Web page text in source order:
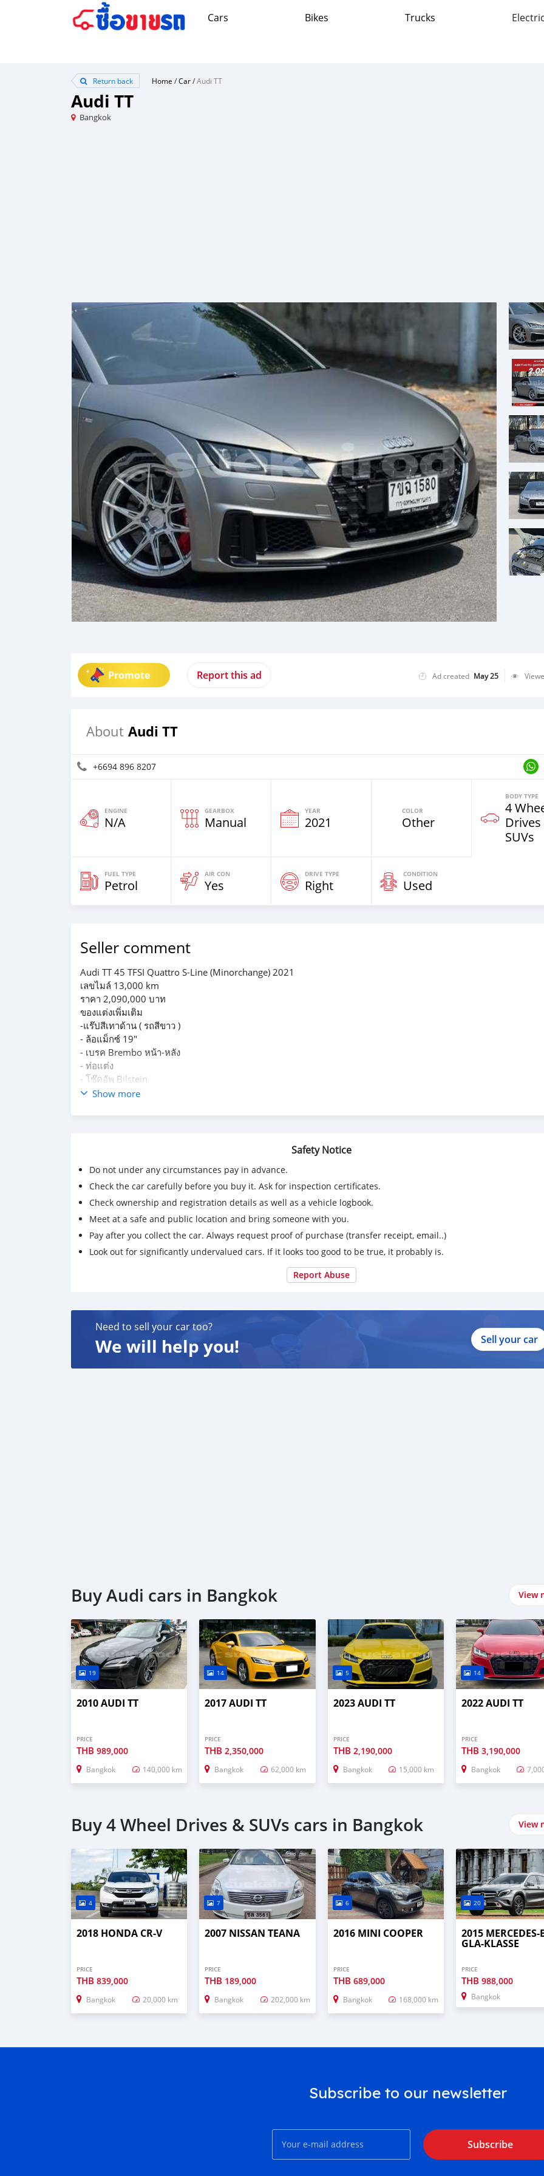
Cars Bikes Trucks
Return back Home /Car/Audi TT
Audi TT
Bangkok
Promote Report this ad Ad created May 25
About Audi TT
+6694 896 8207
ENGINE
N/A
GEARBOX
Manual
YEAR
2021
COLOR
Other
BODY TYPE
4
SUVs
FUEL TYPE
Petrol
AIR CON
Yes
DRIVE TYPE
Right
CONDITION
Used
Seller comment
Audi TT 45 TFSI Quattro S-Line (Minorchange) 2021
เลขไมล์ 13,000 km
ราคา 2,090,000 บาท
ของแต่งเพิ่มเติม
-แร๊ปสีเทาด้าน ( รถสีขาว )
- ล้อแม็กซ์ 19"
- เบรค Brembo หน้า-หลัง
- ท่อแต่ง
- โช๊คอัพ Bilstein
Specification
- เกียร์อัตโนมัติ 7 จังหวะ S-Tronic
- พวงมาลัย Multi-Function พร้อม Paddle Shift
- ระบบปรับอากาศแบบอัตโนมัติ Duluxe
- เครื่องเสียงรองรับ Apple CarPlay / Android Auto
- Keyless Push Start
- ไฟหน้า/หลัง LED
- โหมดขับขี่แบบ Drive Select
- เบรคมือไฟฟ้า ระบบ Auto Hold
Show more
Safety Notice
Do not under any circumstances pay in advance.
Check the car carefully before you buy it. Ask for inspection certificates.
Check ownership and registration details as well as a vehicle logbook.
Meet at a safe and public location and bring someone with you.
Pay after you collect the car. Always request proof of purchase (transfer receipt, email..)
Look out for significantly undervalued cars. If it looks too good to be true, it probably is.
Report Abuse
Need to sell your car too?
We will help you! Sell your car
Buy Audi cars in Bangkok View
19
2010 AUDI TT
PRICE
THB 989,000
Bangkok 140,000 km
14
2017 AUDI TT
PRICE
THB2,350,000
Bangkok 62,000 km
5
2023 AUDI TT
PRICE
THB 2,190,000
Bangkok 15,000 km
14
2022 AUDI TT
PRICE
THB 3,190,000
Bangkok
Buy 4 Wheel Drives & SUVs cars in Bangkok View
4
2018 HONDA CR-V
PRICE
THB 839,000
Bangkok 20,000 km
7
2007 NISSAN TEANA
PRICE
THB 189,000
Bangkok 202,000 km
6
2016 MINI COOPER
PRICE
THB 689,000
Bangkok 168,000 km
20
2015 MERCEDES-
GLA-KLASSE
PRICE
THB 988,000
Bangkok
Subscribe to our newsletter
Subscribe